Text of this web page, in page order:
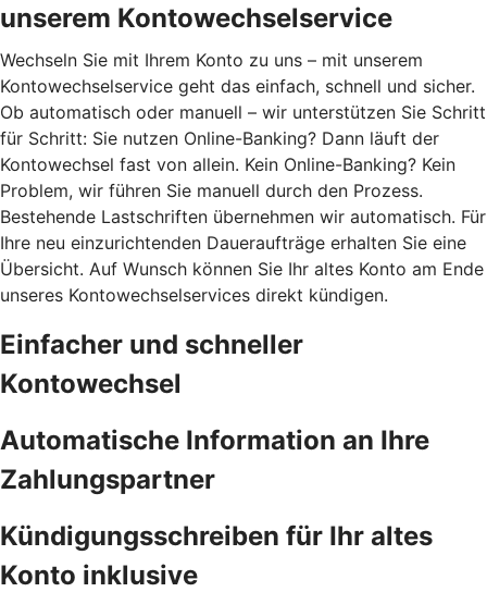
unserem Kontowechselservice
Wechseln Sie mit Ihrem Konto zu uns – mit unserem
Kontowechselservice geht das einfach, schnell und sicher.
Ob automatisch oder manuell – wir unterstützen Sie Schritt
für Schritt: Sie nutzen Online-Banking? Dann läuft der
Kontowechsel fast von allein. Kein Online-Banking? Kein
Problem, wir führen Sie manuell durch den Prozess.
Bestehende Lastschriften übernehmen wir automatisch. Für
Ihre neu einzurichtenden Daueraufträge erhalten Sie eine
Übersicht. Auf Wunsch können Sie Ihr altes Konto am Ende
unseres Kontowechselservices direkt kündigen.
Einfacher und schneller
Kontowechsel
Automatische Information an Ihre
Zahlungspartner
Kündigungsschreiben für Ihr altes
Konto inklusive